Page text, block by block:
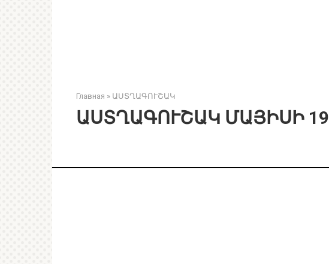
Главная » ԱՍՏՂԱԳՈՒՇԱԿ
ԱՍՏՂԱԳՈՒՇԱԿ ՄԱՅԻՍԻ 19